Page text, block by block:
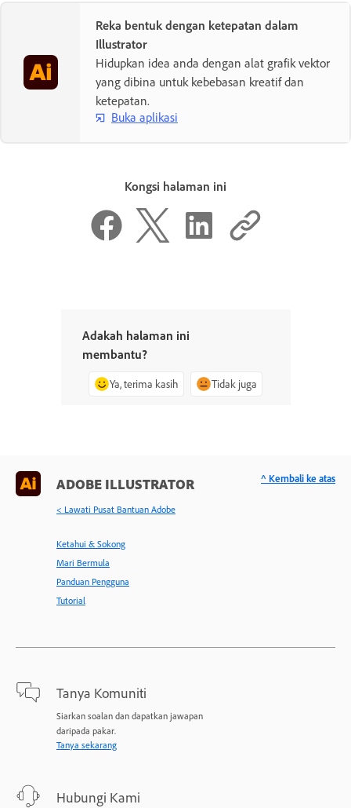
Reka bentuk dengan ketepatan dalam
Illustrator
Hidupkan idea anda dengan alat grafik vektor
yang dibina untuk kebebasan kreatif dan
ketepatan.
Buka aplikasi
Kongsi halaman ini
Adakah halaman ini
membantu?
Ya, terima kasih Tidak juga
ADOBE ILLUSTRATOR
< Lawati Pusat Bantuan Adobe
Ketahui & Sokong
Mari Bermula
Panduan Pengguna
Tutorial
Tanya Komuniti
Siarkan soalan dan dapatkan jawapan
daripada pakar.
Tanya sekarang
Hubungi Kami
^ Kembali ke atas